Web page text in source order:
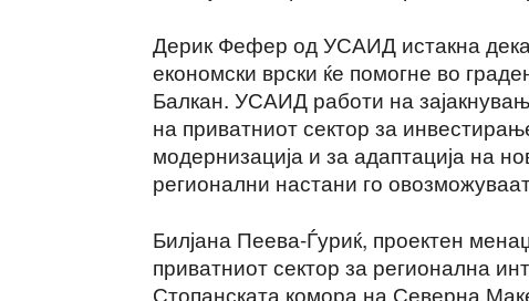
Дерик Фефер од УСАИД истакна
економски врски ќе помогне во
Балкан. УСАИД работи на
на приватниот сектор за
модернизација и за адаптација на
регионални настани го
Билјана Пеева-Ѓуриќ, проектен
приватниот сектор за регионална
Стопанската комора на Северна